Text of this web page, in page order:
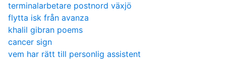
terminalarbetare postnord växjö
flytta isk från avanza
khalil gibran poems
cancer sign
vem har rätt till personlig assistent